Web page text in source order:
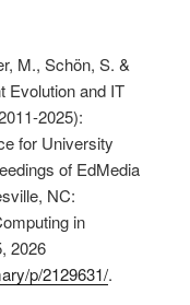
M., Schön, S. &
Evolution and IT
2025):
for University
of EdMedia
NC:
in
2026
p/2129631/.